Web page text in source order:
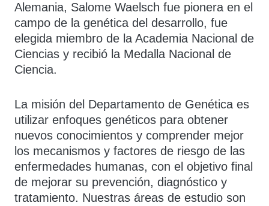
Alemania, Salome Waelsch fue pionera en el
campo de la genética del desarrollo, fue
elegida miembro de la Academia Nacional de
Ciencias y recibió la Medalla Nacional de
Ciencia.
La misión del Departamento de Genética es
utilizar enfoques genéticos para obtener
nuevos conocimientos y comprender mejor
los mecanismos y factores de riesgo de las
enfermedades humanas, con el objetivo final
de mejorar su prevención, diagnóstico y
tratamiento. Nuestras áreas de estudio son